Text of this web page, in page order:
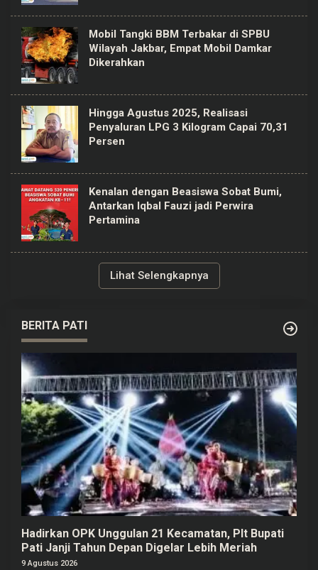
Mobil Tangki BBM Terbakar di SPBU
Wilayah Jakbar, Empat Mobil Damkar
Dikerahkan
Hingga Agustus 2025, Realisasi
Penyaluran LPG 3 Kilogram Capai 70,31
Persen
Kenalan dengan Beasiswa Sobat Bumi,
Antarkan Iqbal Fauzi jadi Perwira
Pertamina
Lihat Selengkapnya
BERITA PATI
Hadirkan OPK Unggulan 21 Kecamatan, Plt Bupati
Pati Janji Tahun Depan Digelar Lebih Meriah
9 Agustus 2026